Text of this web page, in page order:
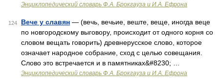
Энциклопедический словарь Ф.А. Брокгауза и И.А. Ефрона
124 Вече у славян — (вечь, вечьие, веште, веще, иногда веце
по новгородскому выговору, происходит от одного корня со
словом вещать говорить) древнерусское слово, которое
означает народное собрание, сход с целью совещания.
Слово это встречается и в памятниках&#8230; …
Энциклопедический словарь Ф.А. Брокгауза и И.А. Ефрона